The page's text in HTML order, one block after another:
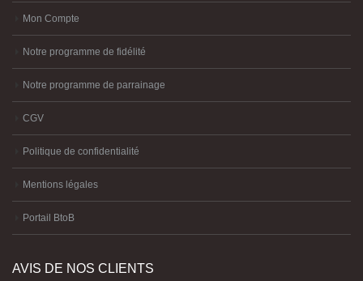
Mon Compte
Notre programme de fidélité
Notre programme de parrainage
CGV
Politique de confidentialité
Mentions légales
Portail BtoB
AVIS DE NOS CLIENTS